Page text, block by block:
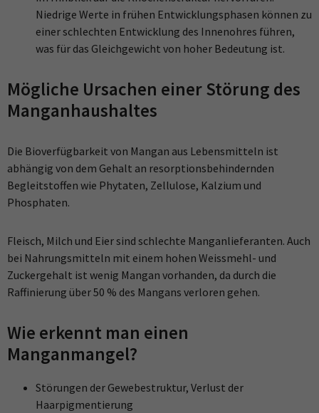
Niedrige Werte in frühen Entwicklungsphasen können zu
einer schlechten Entwicklung des Innenohres führen,
was für das Gleichgewicht von hoher Bedeutung ist.
Mögliche Ursachen einer Störung des
Manganhaushaltes
Die Bioverfügbarkeit von Mangan aus Lebensmitteln ist
abhängig von dem Gehalt an resorptionsbehindernden
Begleitstoffen wie Phytaten, Zellulose, Kalzium und
Phosphaten.
Fleisch, Milch und Eier sind schlechte Manganlieferanten. Auch
bei Nahrungsmitteln mit einem hohen Weissmehl- und
Zuckergehalt ist wenig Mangan vorhanden, da durch die
Raffinierung über 50 % des Mangans verloren gehen.
Wie erkennt man einen
Manganmangel?
Störungen der Gewebestruktur, Verlust der
Haarpigmentierung